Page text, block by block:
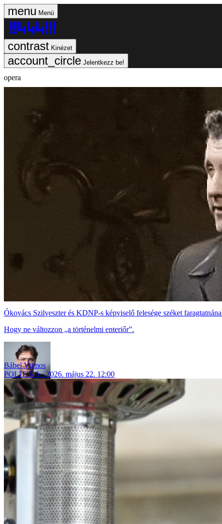
Menü
Kinézet
Jelentkezz be!
opera
Ókovács Szilveszter és KDNP-s képviselő felesége széket
Hogy ne változzon „a történelmi enteriőr”.
Bábel Vilmos
POLITIKA
2026. május 22. 12:00